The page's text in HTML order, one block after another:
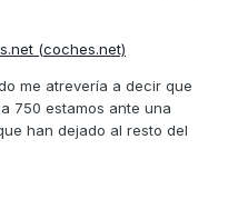
(coches.net)
me atrevería a decir que
750 estamos ante una
han dejado al resto del